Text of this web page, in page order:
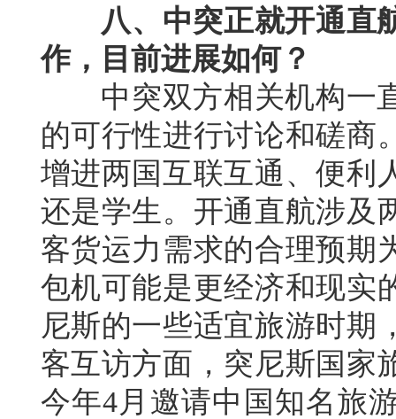
八、中突正就开通直
作，目前进展如何？
中突双方相关机构一直
的可行性进行讨论和磋商
增进两国互联互通、便利
还是学生。开通直航涉及
客货运力需求的合理预期
包机可能是更经济和现实
尼斯的一些适宜旅游时期
客互访方面，突尼斯国家
今年4月邀请中国知名旅